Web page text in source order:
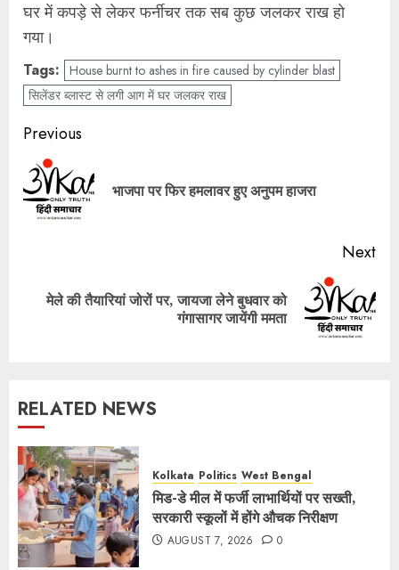
घर में कपड़े से लेकर फर्नीचर तक सब कुछ जलकर राख हो
गया।
Tags: House burnt to ashes in fire caused by cylinder blast
सिलेंडर ब्लास्ट से लगी आग में घर जलकर राख
Post
navigation
Previous
भाजपा पर फिर हमलावर हुए अनुपम हाजरा
Next
Nextमेले की तैयारियां जोरों पर, जायजा लेने बुधवार को
गंगासागर जायेंगी ममता
RELATED NEWS
Kolkata Politics West Bengal
मिड-डे मील में फर्जी लाभार्थियों पर सख्ती,
सरकारी स्कूलों में होंगे औचक निरीक्षण
AUGUST 7, 2026 0